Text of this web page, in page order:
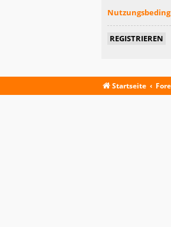
REGISTRIEREN
Startseite